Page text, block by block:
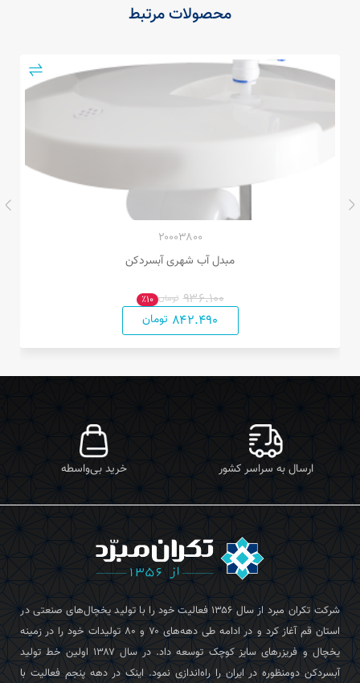
محصولات مرتبط
۲۰۰۰۳۸۰۰
مبدل آب شهری آبسردکن
۹۳۶.۱۰۰ تومان ٪۱۰
۸۴۲.۴۹۰ تومان
ارسال به سراسر کشور خرید بی‌واسطه
شرکت تکران‌ مبرد از سال ۱۳۵۶ فعالیت خود را با تولید یخچال‌های صنعتی در
استان قم آغاز کرد و در ادامه طی دهه‌های ۷۰ و ۸۰ تولیدات خود را در زمینه
یخچال و فریزرهای سایز کوچک توسعه داد. در سال ۱۳۸۷ اولین خط تولید
آبسردکن دومنظوره در ایران را راه‌اندازی نمود. اینک در دهه پنجم فعالیت با